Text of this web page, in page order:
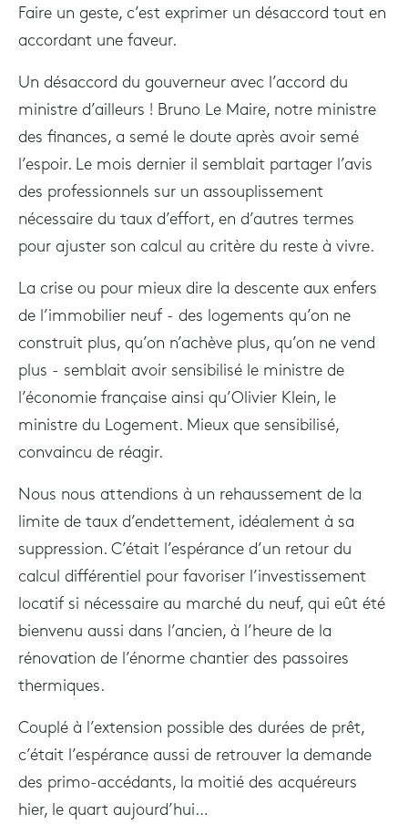
Faire un geste, c’est exprimer un désaccord tout en
accordant une faveur.
Un désaccord du gouverneur avec l’accord du
ministre d’ailleurs ! Bruno Le Maire, notre ministre
des finances, a semé le doute après avoir semé
l’espoir. Le mois dernier il semblait partager l’avis
des professionnels sur un assouplissement
nécessaire du taux d’effort, en d’autres termes
pour ajuster son calcul au critère du reste à vivre.
La crise ou pour mieux dire la descente aux enfers
de l’immobilier neuf - des logements qu’on ne
construit plus, qu’on n’achève plus, qu’on ne vend
plus - semblait avoir sensibilisé le ministre de
l’économie française ainsi qu’Olivier Klein, le
ministre du Logement. Mieux que sensibilisé,
convaincu de réagir.
Nous nous attendions à un rehaussement de la
limite de taux d’endettement, idéalement à sa
suppression. C’était l’espérance d’un retour du
calcul différentiel pour favoriser l’investissement
locatif si nécessaire au marché du neuf, qui eût été
bienvenu aussi dans l’ancien, à l’heure de la
rénovation de l’énorme chantier des passoires
thermiques.
Couplé à l’extension possible des durées de prêt,
c’était l’espérance aussi de retrouver la demande
des primo-accédants, la moitié des acquéreurs
hier, le quart aujourd’hui…